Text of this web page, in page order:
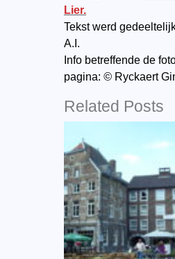
Lier.
Tekst werd
A.I.
Info betreffende de
pagina: ©Ryckaert
Related Posts